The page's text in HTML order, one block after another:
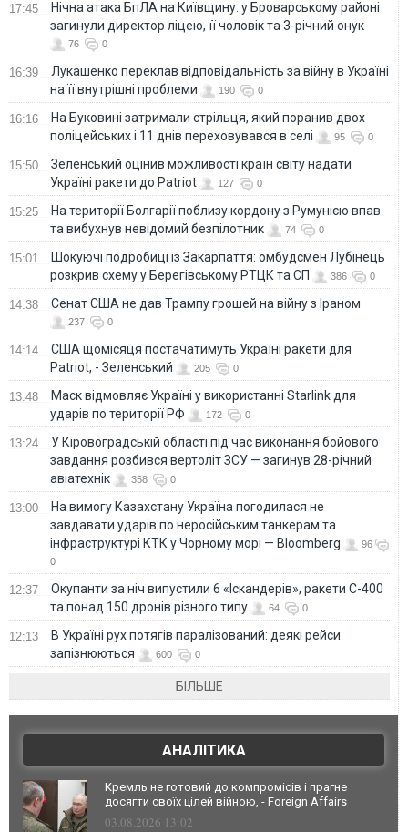
17:45
Нічна атака БпЛА на Київщину: у Броварському районі
загинули директор ліцею, її чоловік та 3-річний онук
76 0
16:39
Лукашенко переклав відповідальність за війну в Україні
на її внутрішні проблеми
190 0
16:16
На Буковині затримали стрільця, який поранив двох
поліцейських і 11 днів переховувався в селі
95 0
15:50
Зеленський оцінив можливості країн світу надати
Україні ракети до Patriot
127 0
15:25
На території Болгарії поблизу кордону з Румунією впав
та вибухнув невідомий безпілотник
74 0
15:01
Шокуючі подробиці із Закарпаття: омбудсмен Лубінець
розкрив схему у Берегівському РТЦК та СП
386 0
14:38 Сенат США не дав Трампу грошей на війну з Іраном
237 0
14:14
США щомісяця постачатимуть Україні ракети для
Patriot, - Зеленський
205 0
13:48
Маск відмовляє Україні у використанні Starlink для
ударів по території РФ
172 0
13:24
У Кіровоградській області під час виконання бойового
завдання розбився вертоліт ЗСУ — загинув 28-річний
авіатехнік
358 0
13:00
На вимогу Казахстану Україна погодилася не
завдавати ударів по неросійським танкерам та
інфраструктурі КТК у Чорному морі — Bloomberg
96
0
12:37
Окупанти за ніч випустили 6 «Іскандерів», ракети С-400
та понад 150 дронів різного типу
64 0
12:13
В Україні рух потягів паралізований: деякі рейси
запізнюються
600 0
БІЛЬШЕ
АНАЛІТИКА
Кремль не готовий до компромісів і прагне
досягти своїх цілей війною, - Foreign Affairs
03.08.2026 13:02